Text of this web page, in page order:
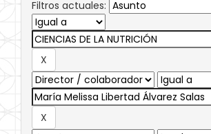
Filtros actuales: